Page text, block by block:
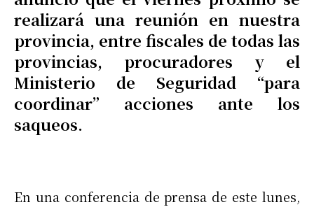
realizará una reunión en nuestra
provincia, entre fiscales de todas las
provincias, procuradores y el
Ministerio de Seguridad “para
coordinar” acciones ante los
saqueos.
En una conferencia de prensa de este lunes,